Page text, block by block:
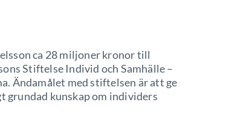
ca 28 miljoner kronor till
Stiftelse Individ och Samhälle –
Ändamålet med stiftelsen är att ge
kunskap om individers